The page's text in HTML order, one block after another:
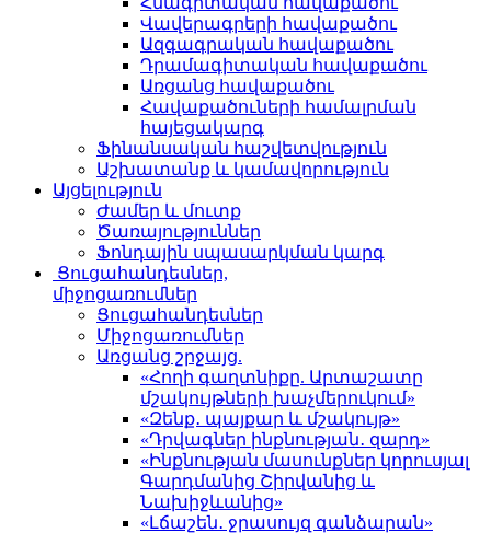
Վավերագրերի հավաքածու
Ազգագրական հավաքածու
Դրամագիտական հավաքածու
Առցանց հավաքածու
Հավաքածուների համալրման
հայեցակարգ
Ֆինանսական հաշվետվություն
Աշխատանք և կամավորություն
Այցելություն
Ժամեր և մուտք
Ծառայություններ
Ֆոնդային սպասարկման կարգ
Ցուցահանդեսներ,
միջոցառումներ
Ցուցահանդեսներ
Միջոցառումներ
Առցանց շրջայց.
«Հողի գաղտնիքը. Արտաշատը
մշակույթների խաչմերուկում»
«Զենք․ պայքար և մշակույթ»
«Դրվագներ ինքնության․ զարդ»
«Ինքնության մասունքներ կորուսյալ
Գարդմանից Շիրվանից և
Նախիջևանից»
«Լճաշեն․ ջրասույզ գանձարան»